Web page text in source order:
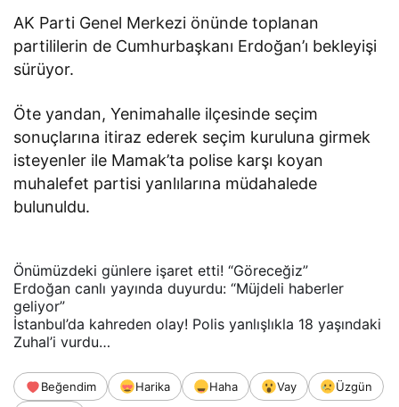
AK Parti Genel Merkezi önünde toplanan
partililerin de Cumhurbaşkanı Erdoğan’ı bekleyişi
sürüyor.
Öte yandan, Yenimahalle ilçesinde seçim
sonuçlarına itiraz ederek seçim kuruluna girmek
isteyenler ile Mamak’ta polise karşı koyan
muhalefet partisi yanlılarına müdahalede
bulunuldu.
Önümüzdeki günlere işaret etti! “Göreceğiz”
Erdoğan canlı yayında duyurdu: “Müjdeli haberler
geliyor”
İstanbul’da kahreden olay! Polis yanlışlıkla 18 yaşındaki
Zuhal’i vurdu…
Beğendim Harika Haha Vay
Üzgün